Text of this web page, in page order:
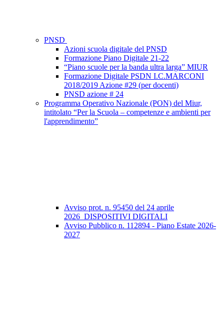
PNSD
Azioni scuola digitale del PNSD
Formazione Piano Digitale 21-22
“Piano scuole per la banda ultra larga” MIUR
Formazione Digitale PSDN I.C.MARCONI
2018/2019 Azione #29 (per docenti)
PNSD azione # 24
Programma Operativo Nazionale (PON) del Miur,
intitolato “Per la Scuola – competenze e ambienti per
l'apprendimento”
Avviso prot. n. 95450 del 24 aprile
2026_DISPOSITIVI DIGITALI
Avviso Pubblico n. 112894 - Piano Estate 2026-
2027